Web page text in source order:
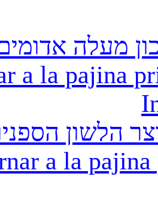
מעלה
a la pajina
הלשון
a la